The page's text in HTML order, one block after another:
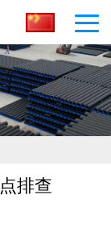
排查​